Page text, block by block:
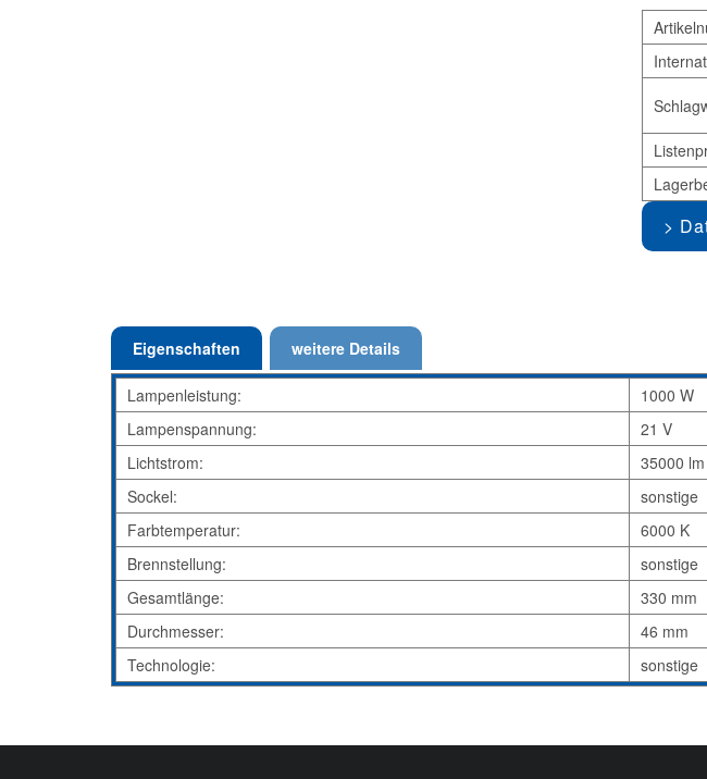
Eigenschaften weitere Details
Lampenleistung:
1000 W
Lampenspannung:
21 V
Lichtstrom:
35000 lm
Sockel:
sonstige
Farbtemperatur:
6000 K
Brennstellung:
sonstige
Gesamtlänge:
330 mm
Durchmesser:
46 mm
Technologie:
sonstige